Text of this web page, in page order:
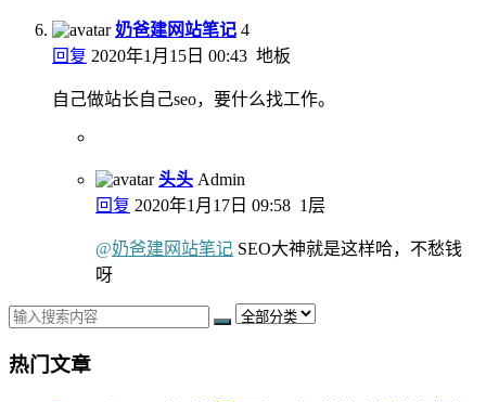
奶爸建网站笔记 4
回复 2020年1月15日 00:43 地板
自己做站长自己seo，要什么找工作。
头头 Admin
回复 2020年1月17日 09:58 1层
@奶爸建网站笔记 SEO大神就是这样哈，不愁钱
呀
热门文章